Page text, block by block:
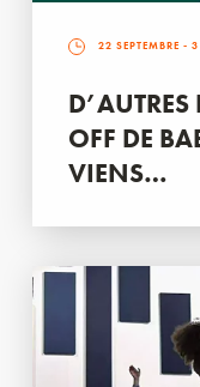
22 SEPTEMBRE - 3
OFF DE
VIENS…